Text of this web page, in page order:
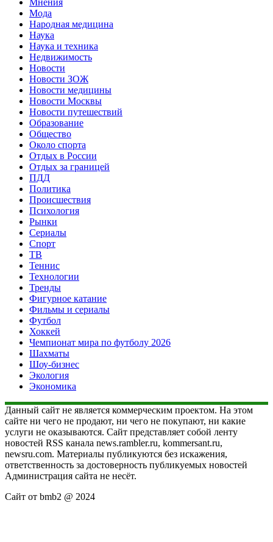
Мода
Народная медицина
Наука
Наука и техника
Недвижимость
Новости
Новости ЗОЖ
Новости медицины
Новости Москвы
Новости путешествий
Образование
Общество
Около спорта
Отдых в России
Отдых за границей
ПДД
Политика
Происшествия
Психология
Рынки
Сериалы
Спорт
ТВ
Теннис
Технологии
Тренды
Фигурное катание
Фильмы и сериалы
Футбол
Хоккей
Чемпионат мира по футболу 2026
Шахматы
Шоу-бизнес
Экология
Экономика
Данный сайт не является коммерческим проектом. На этом
сайте ни чего не продают, ни чего не покупают, ни какие
услуги не оказываются. Сайт представляет собой ленту
новостей RSS канала news.rambler.ru, kommersant.ru,
newsru.com. Материалы публикуются без искажения,
ответственность за достоверность публикуемых новостей
Администрация сайта не несёт.
Сайт от bmb2 @ 2024